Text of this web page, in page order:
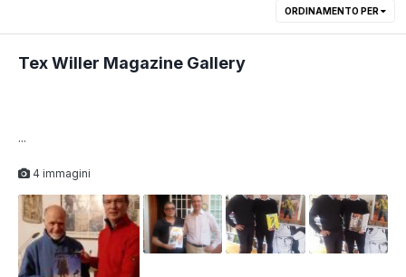
ORDINAMENTO PER
Tex Willer Magazine Gallery
...
4 immagini